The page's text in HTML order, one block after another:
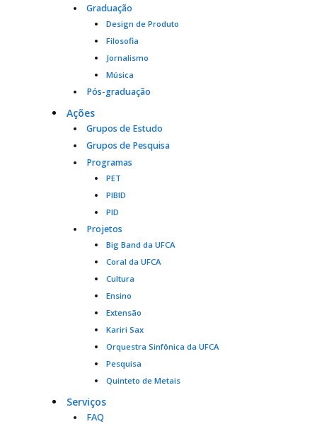
Graduação
Design de Produto
Filosofia
Jornalismo
Música
Pós-graduação
Ações
Grupos de Estudo
Grupos de Pesquisa
Programas
PET
PIBID
PID
Projetos
Big Band da UFCA
Coral da UFCA
Cultura
Ensino
Extensão
Kariri Sax
Orquestra Sinfônica da UFCA
Pesquisa
Quinteto de Metais
Serviços
FAQ